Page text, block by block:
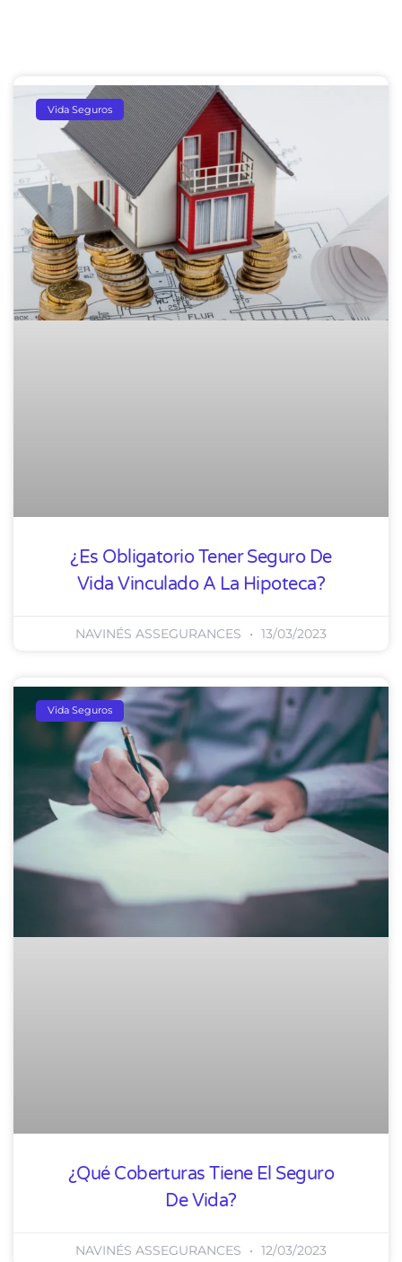
Vida Seguros
¿Es Obligatorio Tener Seguro De
Vida Vinculado A La Hipoteca?
NAVINÉS ASSEGURANCES 13/03/2023
Vida Seguros
¿Qué Coberturas Tiene El Seguro
De Vida?
NAVINÉS ASSEGURANCES 12/03/2023